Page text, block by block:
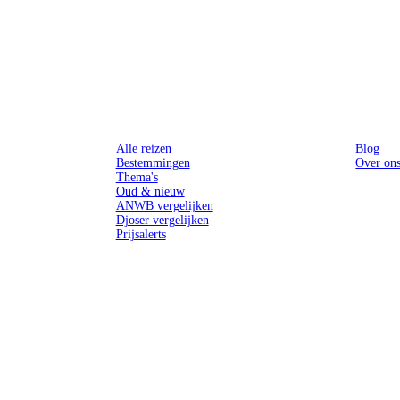
Alle reizen
Bestemmingen
Thema's
Oud & nieuw
ANWB vergelijken
Djoser vergelijken
Prijsalerts
Blog
Over ons